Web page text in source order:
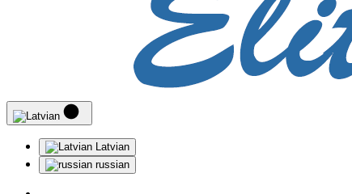
Latvian
russian